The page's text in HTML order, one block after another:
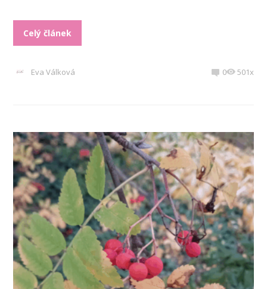
Celý článek
Eva Válková 0 501x